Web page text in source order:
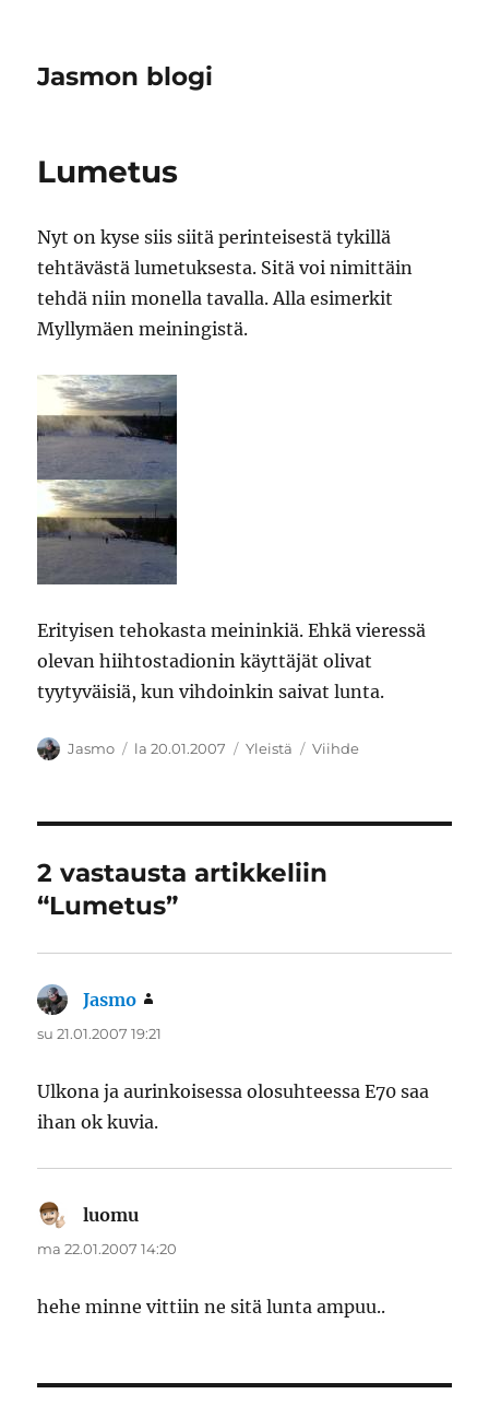
Jasmon blogi
Lumetus
Nyt on kyse siis siitä perinteisestä tykillä
tehtävästä lumetuksesta. Sitä voi nimittäin
tehdä niin monella tavalla. Alla esimerkit
Myllymäen meiningistä.
Erityisen tehokasta meininkiä. Ehkä vieressä
olevan hiihtostadionin käyttäjät olivat
tyytyväisiä, kun vihdoinkin saivat lunta.
Kirjoittaja
Jasmo Julkaistu
la 20.01.2007 Kategoriat
Yleistä Avainsanat
Viihde
2 vastausta artikkeliin
“Lumetus”
Jasmo
su 21.01.2007 19:21
Ulkona ja aurinkoisessa olosuhteessa E70 saa
ihan ok kuvia.
luomu
ma 22.01.2007 14:20
hehe minne vittiin ne sitä lunta ampuu..